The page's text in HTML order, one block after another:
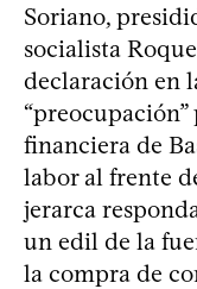
Soriano,
socialista
declaración en
financiera de
labor al frente
jerarca
un edil de la
la compra de